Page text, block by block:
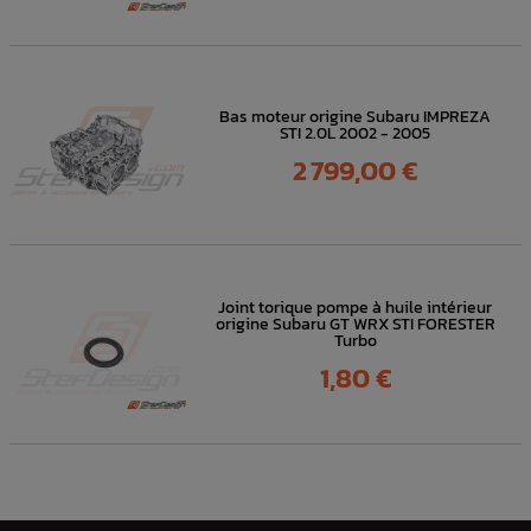
Bas moteur origine Subaru IMPREZA
STI 2.0L 2002 - 2005
Prix
2 799,00 €
Joint torique pompe à huile intérieur
origine Subaru GT WRX STI FORESTER
Turbo
Prix
1,80 €